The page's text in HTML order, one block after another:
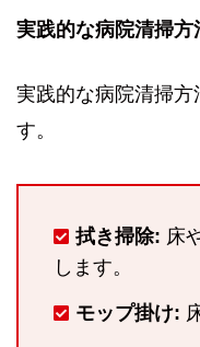
実践的な病院清掃方
実践的な病院清掃方
す。
拭き掃除: 床
します。
モップ掛け: